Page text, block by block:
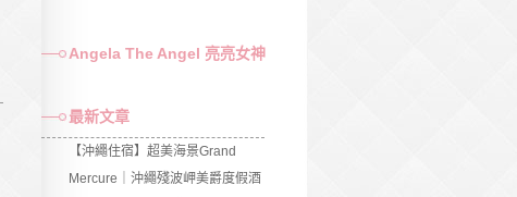
Angela The Angel 亮亮女神
最新文章
【沖繩住宿】超美海景Grand
Mercure｜沖繩殘波岬美爵度假酒